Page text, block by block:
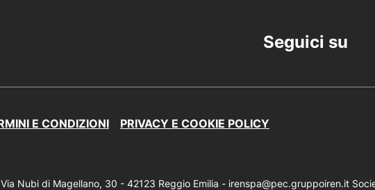
Seguici su
E CONDIZIONI PRIVACY E COOKIE POLICY
Nubi di Magellano, 30 - 42123 Reggio Emilia - irenspa@pec.gruppoiren.it